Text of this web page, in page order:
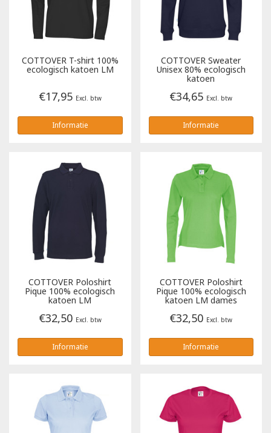
Poloshirts
Classic
DNA
Denim
Safety
Greiff
Grisport
Portwest
Projob Prio Series
Safety Jogger
Tricorp
COTTOVER T-shirt 100%
ecologisch katoen LM
€17,95 Excl. btw
Informatie
COTTOVER Sweater
Unisex 80% ecologisch
katoen
€34,65 Excl. btw
Informatie
COTTOVER Poloshirt
Pique 100% ecologisch
katoen LM
€32,50 Excl. btw
Informatie
COTTOVERPoloshirt
Pique 100% ecologisch
katoen LM dames
€32,50 Excl. btw
Informatie